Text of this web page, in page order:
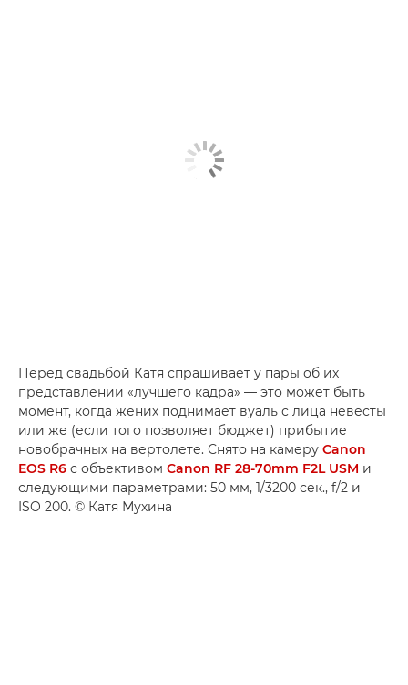
Перед свадьбой Катя спрашивает у пары об их
представлении «лучшего кадра» — это может быть
момент, когда жених поднимает вуаль с лица невесты
или же (если того позволяет бюджет) прибытие
новобрачных на вертолете. Снято на камеру Canon
EOS R6 с объективом Canon RF 28-70mm F2L USM и
следующими параметрами: 50 мм, 1/3200 сек., f/2 и
ISO 200. © Катя Мухина